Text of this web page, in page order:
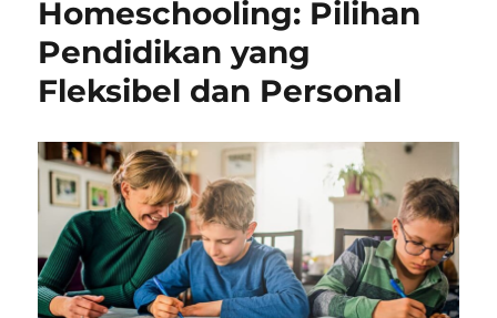
Homeschooling: Pilihan
Pendidikan yang
Fleksibel dan Personal